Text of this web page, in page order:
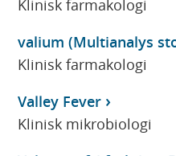
Klinisk farmakologi
valium (Multianalys
Klinisk farmakologi
Valley Fever
Klinisk mikrobiologi